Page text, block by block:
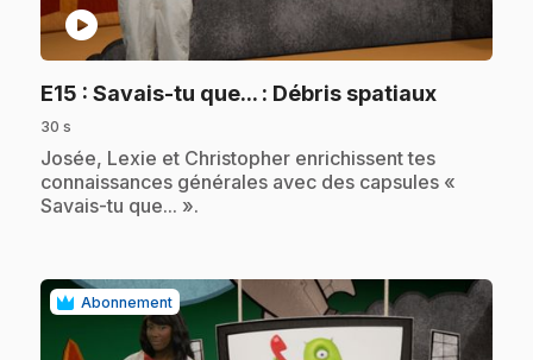
play_circle
E15 : Savais-tu que... : Débris spatiaux.
30 s
.Josée, Lexie et Christopher enrichissent tes
connaissances générales avec des capsules «
Savais-tu que... ».
Abonnement